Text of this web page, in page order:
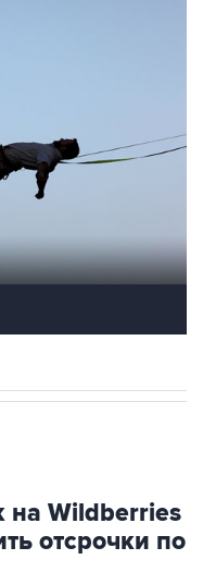
Wildberries
отсрочки по